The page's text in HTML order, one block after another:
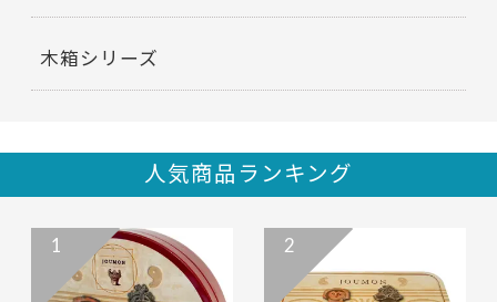
木箱シリーズ
人気商品ランキング
1 2